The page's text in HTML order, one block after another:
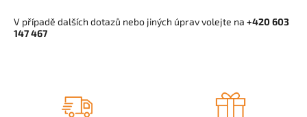
V případě dalších dotazů nebo jiných úprav volejte na +420 603
147 467